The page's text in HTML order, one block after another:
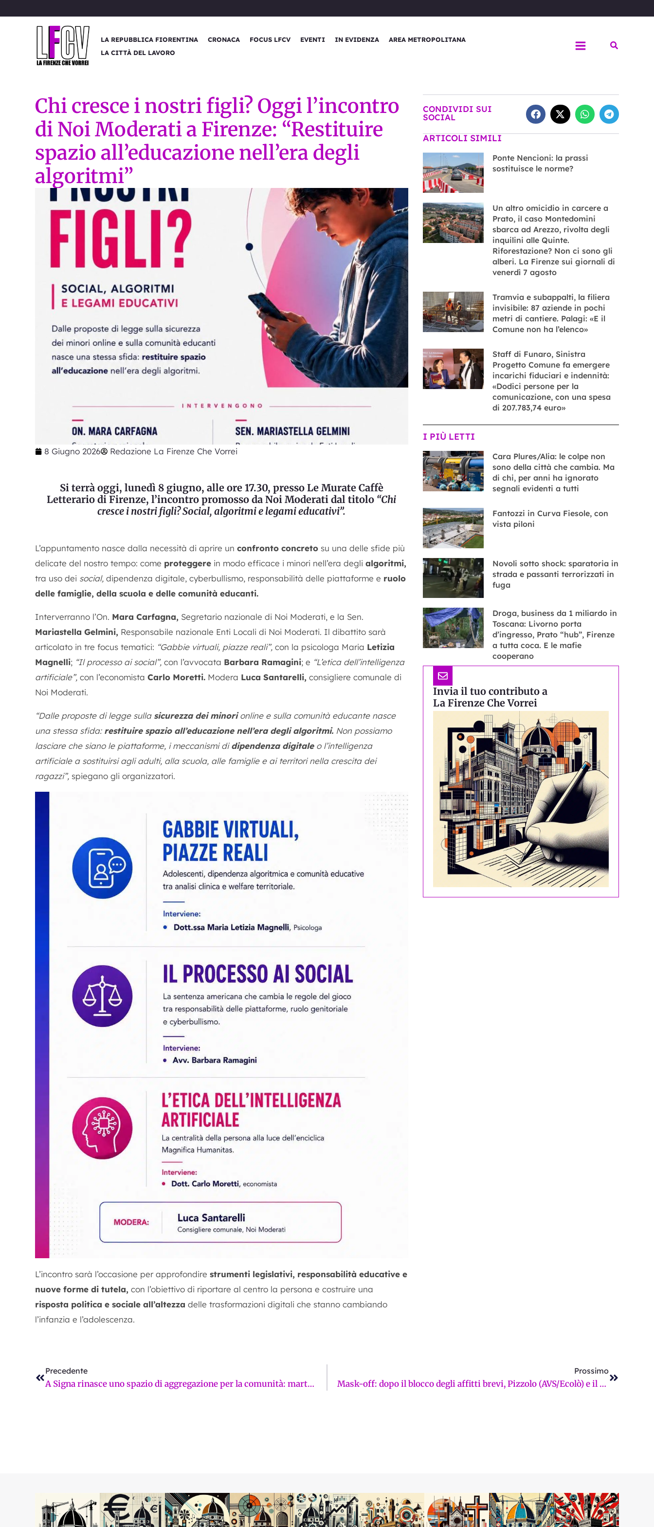
al
LA REPUBBLICA FIORENTINA CRONACA FOCUS LFCV EVENTI IN EVIDENZA
AREA METROPOLITANA
LA CITTÀ DEL LAVORO
Cerca
Chi cresce i nostri figli? Oggi l’incontro
di Noi Moderati a Firenze: “Restituire
spazio all’educazione nell’era degli
algoritmi”
8 Giugno 2026 Redazione La Firenze Che Vorrei
Si terrà oggi, lunedì 8 giugno, alle ore 17.30, presso Le Murate Caffè
Letterario di Firenze, l’incontro promosso da Noi Moderati dal titolo “Chi
cresce i nostri figli? Social, algoritmi e legami educativi”.
L’appuntamento nasce dalla necessità di aprire un confronto concreto su una delle sfide più
delicate del nostro tempo: come proteggere in modo efficace i minori nell’era degli algoritmi,
tra uso dei social, dipendenza digitale, cyberbullismo, responsabilità delle piattaforme e ruolo
delle famiglie, della scuola e delle comunità educanti.
Interverranno l’On. Mara Carfagna, Segretario nazionale di Noi Moderati, e la Sen.
Mariastella Gelmini, Responsabile nazionale Enti Locali di Noi Moderati. Il dibattito sarà
articolato in tre focus tematici: “Gabbie virtuali, piazze reali”, con la psicologa Maria Letizia
Magnelli; “Il processo ai social”, con l’avvocata Barbara Ramagini; e “L’etica dell’intelligenza
artificiale”, con l’economista Carlo Moretti. Modera Luca Santarelli, consigliere comunale di
Noi Moderati.
“Dalle proposte di legge sulla sicurezza dei minorionline e sulla comunità educante nasce
una stessa sfida: restituire spazio all’educazione nell’era degli algoritmi. Non possiamo
lasciare che siano le piattaforme, i meccanismi didipendenza digitaleo l’intelligenza
artificiale a sostituirsi agli adulti, alla scuola, alle famiglie e ai territori nella crescita dei
ragazzi”, spiegano gli organizzatori.
L’incontro sarà l’occasione per approfondire strumenti legislativi, responsabilità educative e
nuove forme di tutela, con l’obiettivo di riportare al centro la persona e costruire una
risposta politica e sociale all’altezza delle trasformazioni digitali che stanno cambiando
l’infanzia e l’adolescenza.
CONDIVIDI SUI
SOCIAL
ARTICOLI SIMILI
Ponte Nencioni: la prassi
sostituisce le norme?
Un altro omicidio in carcere a
Prato, il caso Montedomini
sbarca ad Arezzo, rivolta degli
inquilini alle Quinte.
Riforestazione? Non ci sono gli
alberi. La Firenze sui giornali di
venerdì 7 agosto
Tramvia e subappalti, la filiera
invisibile: 87 aziende in pochi
metri di cantiere. Palagi: «E il
Comune non ha l’elenco»
Staff di Funaro, Sinistra
Progetto Comune fa emergere
incarichi fiduciari e indennità:
«Dodici persone per la
comunicazione, con una spesa
di 207.783,74 euro»
I PIÙ LETTI
Cara Plures/Alia: le colpe non
sono della città che cambia. Ma
di chi, per anni ha ignorato
segnali evidenti a tutti
Fantozzi in Curva Fiesole, con
vista piloni
Novoli sotto shock: sparatoria in
strada e passanti terrorizzati in
fuga
Droga, business da 1 miliardo in
Toscana: Livorno porta
d’ingresso, Prato “hub”, Firenze
a tutta coca. E le mafie
cooperano
Invia il tuo contributo a
La Firenze Che Vorrei
Precedente
A Signa rinasce uno spazio di aggregazione per la comunità: martedì 9 giugno la riapertura
Prossimo
Mask-off: dopo il blocco degli affitti brevi, Pizzolo (AVS/Ecolò) e il Soviet Fiorentino vogliono requisire le case private